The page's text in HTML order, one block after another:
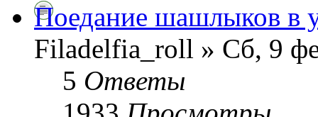
Поедание шашлыков в
Filadelfia_roll » Сб, 9
5 Ответы